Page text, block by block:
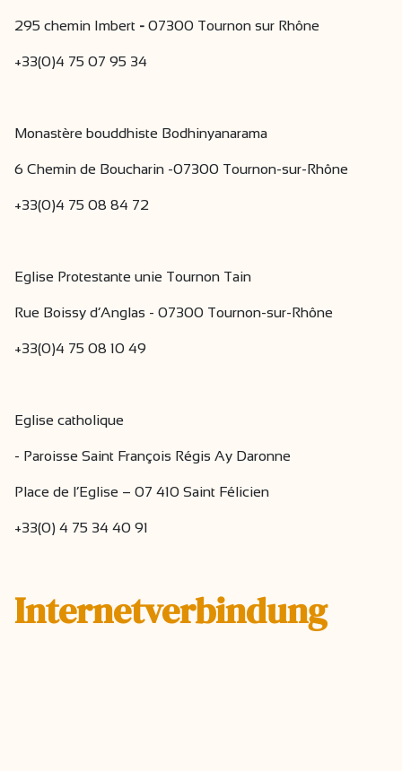
295 chemin Imbert - 07300 Tournon sur Rhône
+33(0)4 75 07 95 34
Monastère bouddhiste Bodhinyanarama
6 Chemin de Boucharin -07300 Tournon-sur-Rhône
+33(0)4 75 08 84 72
Eglise Protestante unie Tournon Tain
Rue Boissy d’Anglas - 07300 Tournon-sur-Rhône
+33(0)4 75 08 10 49
Eglise catholique
- Paroisse Saint François Régis Ay Daronne
Place de l’Eglise – 07 410 Saint Félicien
+33(0) 4 75 34 40 91
Internetverbindung